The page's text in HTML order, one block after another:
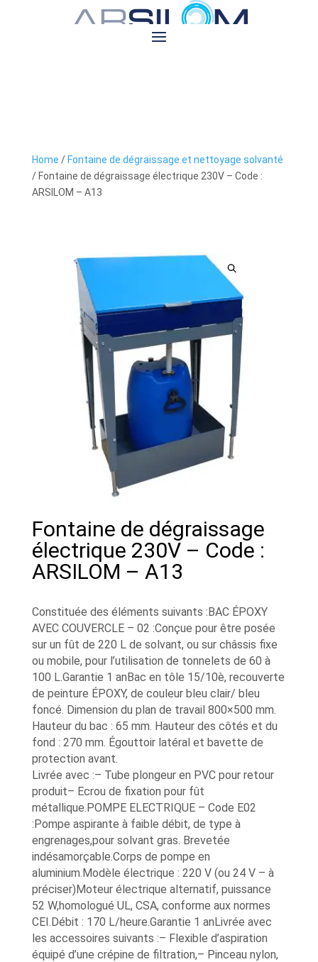
Home /Fontaine de dégraissage et nettoyage solvanté
/ Fontaine de dégraissage électrique 230V – Code :
ARSILOM – A13
Fontaine de dégraissage
électrique 230V – Code :
ARSILOM – A13
Constituée des éléments suivants :BAC ÉPOXY
AVEC COUVERCLE – 02 :Conçue pour être posée
sur un fût de 220 L de solvant, ou sur châssis fixe
ou mobile, pour l’utilisation de tonnelets de 60 à
100 L.Garantie 1 anBac en tôle 15/10è, recouverte
de peinture ÉPOXY, de couleur bleu clair/ bleu
foncé. Dimension du plan de travail 800×500 mm.
Hauteur du bac : 65 mm. Hauteur des côtés et du
fond : 270 mm. Égouttoir latéral et bavette de
protection avant.
Livrée avec :– Tube plongeur en PVC pour retour
produit– Ecrou de fixation pour fût
métallique.POMPE ELECTRIQUE – Code E02
:Pompe aspirante à faible débit, de type à
engrenages,pour solvant gras. Brevetée
indésamorçable.Corps de pompe en
aluminium.Modèle électrique : 220 V (ou 24 V – à
préciser)Moteur électrique alternatif, puissance
52 W,homologué UL, CSA, conforme aux normes
CEI.Débit : 170 L/heure.Garantie 1 anLivrée avec
les accessoires suivants :– Flexible d’aspiration
équipé d’une crépine de filtration,– Pinceau nylon,